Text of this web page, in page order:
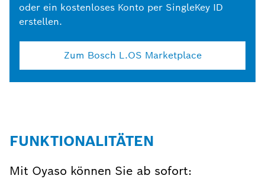
oder ein kostenloses Konto per SingleKey ID
erstellen.
Zum Bosch L.OS Marketplace
FUNKTIONALITÄTEN
Mit Oyaso können Sie ab sofort: